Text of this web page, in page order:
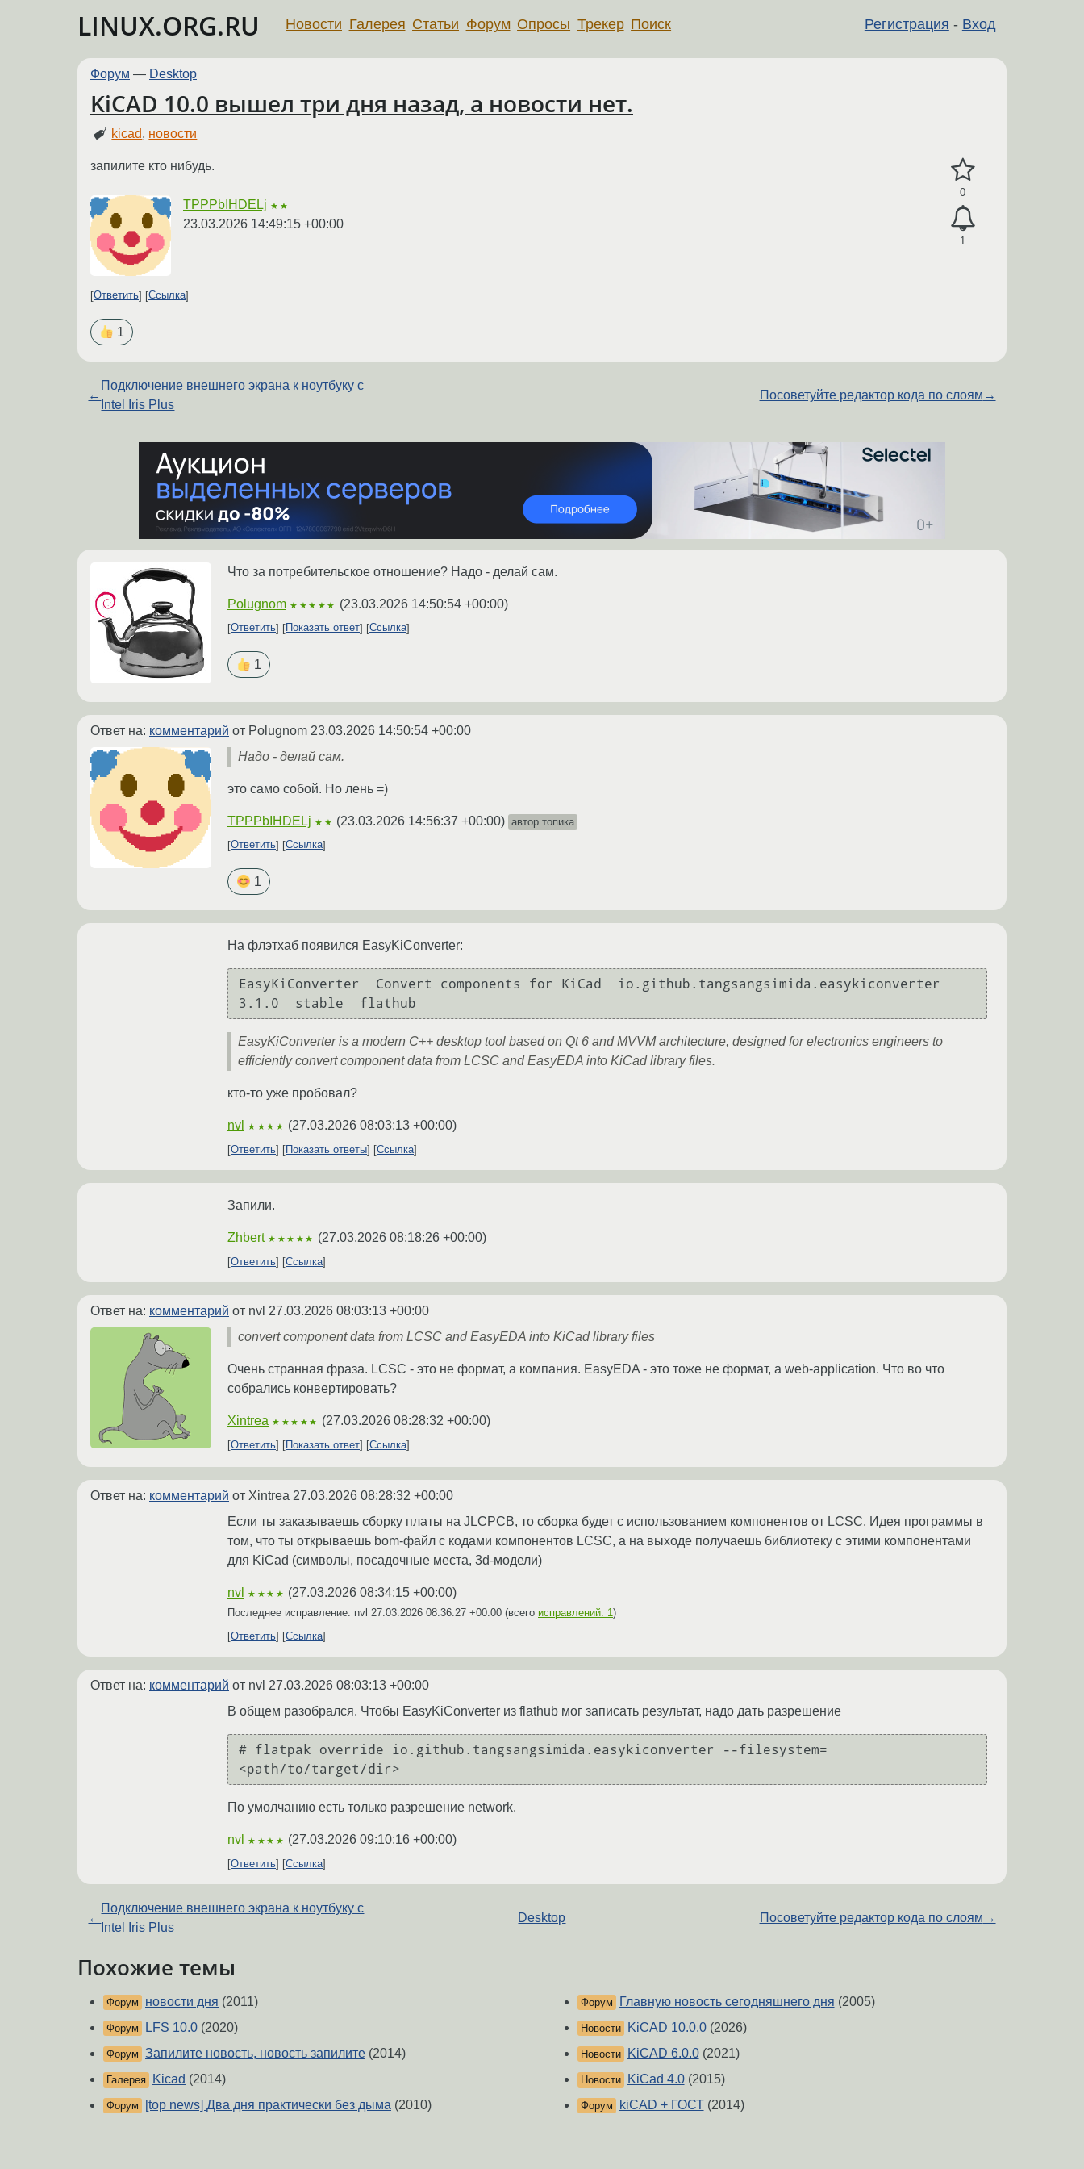
LINUX.ORG.RU Регистрация - Вход
Новости Галерея Статьи Форум Опросы Трекер Поиск
Форум — Desktop
KiCAD 10.0 вышел три дня назад, а новости нет.
kicad, новости
0
1
запилите кто нибудь.
TPPPbIHDELj ★★
23.03.2026 14:49:15 +00:00
Ответить Ссылка
1
←
Подключение внешнего экрана к ноутбуку с
Intel Iris Plus
Посоветуйте редактор кода по слоям →
Что за потребительское отношение? Надо - делай сам.
Polugnom ★★★★★ (23.03.2026 14:50:54 +00:00)
Ответить Показать ответ Ссылка
1
Ответ на: комментарий от Polugnom 23.03.2026 14:50:54 +00:00
Надо - делай сам.
это само собой. Но лень =)
TPPPbIHDELj ★★ (23.03.2026 14:56:37 +00:00) автор топика
Ответить
Ссылка
1
На флэтхаб появился EasyKiConverter:
EasyKiConverter  Convert components for KiCad  io.github.tangsangsimida.easykiconverter
EasyKiConverter is a modern C++ desktop tool based on Qt 6 and MVVM architecture, designed for electronics engineers to
efficiently convert component data from LCSC and EasyEDA into KiCad library files.
кто-то уже пробовал?
nvl ★★★★ (27.03.2026 08:03:13 +00:00)
Ответить Показать ответы Ссылка
Запили.
Zhbert ★★★★★ (27.03.2026 08:18:26 +00:00)
Ответить Ссылка
Ответ на: комментарий от nvl 27.03.2026 08:03:13 +00:00
convert component data from LCSC and EasyEDA into KiCad library files
Очень странная фраза. LCSC - это не формат, а компания. EasyEDA - это тоже не формат, а web-application. Что во что
собрались конвертировать?
Xintrea ★★★★★ (27.03.2026 08:28:32 +00:00)
Ответить Показать ответ Ссылка
Ответ на: комментарий от Xintrea 27.03.2026 08:28:32 +00:00
Если ты заказываешь сборку платы на JLCPCB, то сборка будет с использованием компонентов от LCSC. Идея программы в
том, что ты открываешь bom-файл с кодами компонентов LCSC, а на выходе получаешь библиотеку с этими компонентами
для KiCad (символы, посадочные места, 3d-модели)
nvl ★★★★ (27.03.2026 08:34:15 +00:00)
Последнее исправление: nvl 27.03.2026 08:36:27 +00:00 (всего исправлений: 1)
Ответить
Ссылка
Ответ на: комментарий от nvl 27.03.2026 08:03:13 +00:00
В общем разобрался. Чтобы EasyKiConverter из flathub мог записать результат, надо дать разрешение
# flatpak override io.github.tangsangsimida.easykiconverter --filesystem=
По умолчанию есть только разрешение network.
nvl ★★★★ (27.03.2026 09:10:16 +00:00)
Ответить Ссылка
←
Подключение внешнего экрана к ноутбуку с
Intel Iris Plus
Desktop Посоветуйте редактор кода по слоям →
Похожие темы
Форум новости дня (2011)
Форум LFS 10.0 (2020)
Форум Запилите новость, новость запилите (2014)
Галерея Kicad (2014)
Форум [top news] Два дня практически без дыма (2010)
Форум Главную новость сегодняшнего дня (2005)
Новости KiCAD 10.0.0(2026)
Новости KiCAD 6.0.0(2021)
Новости KiCad 4.0(2015)
Форум kiCAD + ГОСТ(2014)